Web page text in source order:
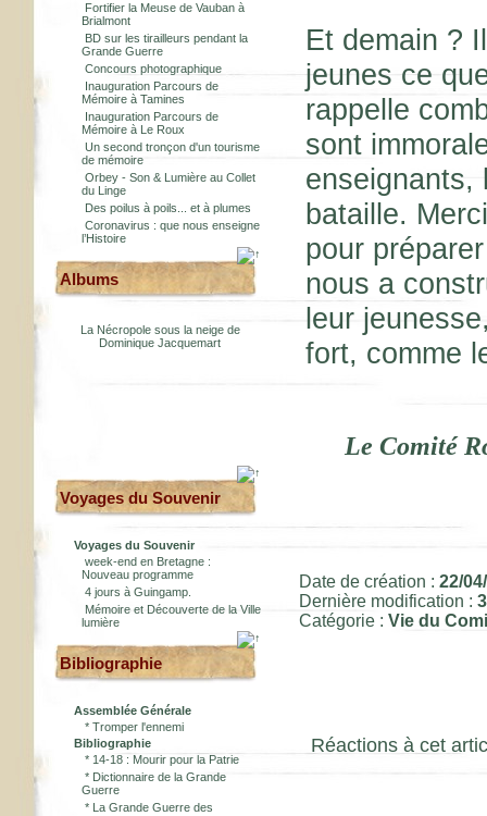
Fortifier la Meuse de Vauban à
Brialmont
BD sur les tirailleurs pendant la
Grande Guerre
Concours photographique
Inauguration Parcours de
Mémoire à Tamines
Inauguration Parcours de
Mémoire à Le Roux
Un second tronçon d'un tourisme
de mémoire
Orbey - Son & Lumière au Collet
du Linge
Des poilus à poils... et à plumes
Coronavirus : que nous enseigne
l’Histoire
Albums
La Nécropole sous la neige de
Dominique Jacquemart
Voyages du Souvenir
Voyages du Souvenir
week-end en Bretagne :
Nouveau programme
4 jours à Guingamp.
Mémoire et Découverte de la Ville
lumière
Bibliographie
Assemblée Générale
* Tromper l'ennemi
Bibliographie
* 14-18 : Mourir pour la Patrie
* Dictionnaire de la Grande
Guerre
* La Grande Guerre des
Et demain ?
jeunes ce
rappelle
sont
enseignants,
bataille.
pour
nous a
leur
fort, comme
Le Comité
Date de création : 22/
Dernière modification :
Catégorie : Vie du
Réactions à cet